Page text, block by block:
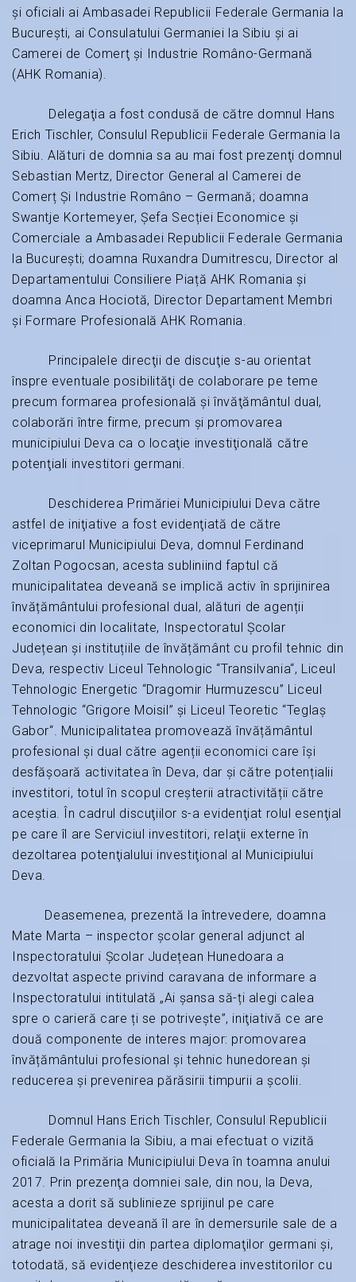
şi oficiali ai Ambasadei Republicii Federale Germania la
Bucureşti, ai Consulatului Germaniei la Sibiu şi ai
Camerei de Comerţ şi Industrie Româno-Germană
(AHK Romania).
Delegaţia a fost condusă de către domnul Hans
Erich Tischler, Consulul Republicii Federale Germania la
Sibiu. Alături de domnia sa au mai fost prezenţi domnul
Sebastian Mertz, Director General al Camerei de
Comerț Și Industrie Româno – Germană; doamna
Swantje Kortemeyer, Șefa Secției Economice și
Comerciale a Ambasadei Republicii Federale Germania
la București; doamna Ruxandra Dumitrescu, Director al
Departamentului Consiliere Piață AHK Romania şi
doamna Anca Hociotă, Director Departament Membri
și Formare Profesională AHK Romania.
Principalele direcţii de discuţie s-au orientat
înspre eventuale posibilităţi de colaborare pe teme
precum formarea profesională şi învăţământul dual,
colaborări între firme, precum şi promovarea
municipiului Deva ca o locaţie investiţională către
potenţiali investitori germani.
Deschiderea Primăriei Municipiului Deva către
astfel de iniţiative a fost evidenţiată de către
viceprimarul Municipiului Deva, domnul Ferdinand
Zoltan Pogocsan, acesta subliniind faptul că
municipalitatea deveană se implică activ în sprijinirea
învățământului profesional dual, alături de agenții
economici din localitate, Inspectoratul Școlar
Județean și instituțiile de învățământ cu profil tehnic din
Deva, respectiv Liceul Tehnologic “Transilvania“, Liceul
Tehnologic Energetic “Dragomir Hurmuzescu” Liceul
Tehnologic “Grigore Moisil” și Liceul Teoretic “Teglaș
Gabor“. Municipalitatea promovează învățământul
profesional și dual către agenții economici care își
desfășoară activitatea în Deva, dar și către potențialii
investitori, totul în scopul creșterii atractivității către
aceștia. În cadrul discuţiilor s-a evidenţiat rolul esenţial
pe care îl are Serviciul investitori, relaţii externe în
dezoltarea potenţialului investiţional al Municipiului
Deva.
Deasemenea, prezentă la întrevedere, doamna
Mate Marta – inspector școlar general adjunct al
Inspectoratului Școlar Județean Hunedoara a
dezvoltat aspecte privind caravana de informare a
Inspectoratului intitulată „Ai șansa să-ți alegi calea
spre o carieră care ți se potrivește”, iniţiativă ce are
două componente de interes major: promovarea
învățământului profesional și tehnic hunedorean și
reducerea și prevenirea părăsirii timpurii a școlii.
Domnul Hans Erich Tischler, Consulul Republicii
Federale Germania la Sibiu, a mai efectuat o vizită
oficială la Primăria Municipiului Deva în toamna anului
2017. Prin prezenţa domniei sale, din nou, la Deva,
acesta a dorit să sublinieze sprijinul pe care
municipalitatea deveană îl are în demersurile sale de a
atrage noi investiţii din partea diplomaţilor germani şi,
totodată, să evidenţieze deschiderea investitorilor cu